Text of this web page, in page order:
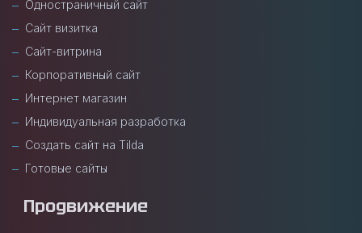
Одностраничный сайт
Сайт визитка
Сайт-витрина
Корпоративный сайт
Интернет магазин
Индивидуальная разработка
Создать сайт на Tilda
Готовые сайты
Продвижение